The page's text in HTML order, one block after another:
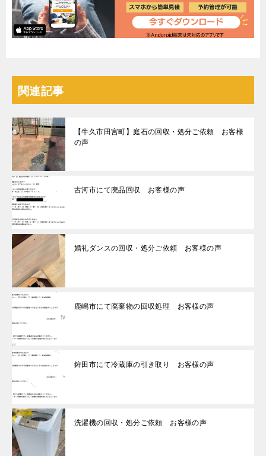
関連記事
【牛久市田宮町】庭石の回収・処分ご依頼 お客様
の声
古河市にて廃品回収 お客様の声
婚礼ダンスの回収・処分ご依頼 お客様の声
鹿嶋市にて廃棄物の回収処理 お客様の声
鉾田市にて冷蔵庫の引き取り お客様の声
洗濯機の回収・処分ご依頼 お客様の声